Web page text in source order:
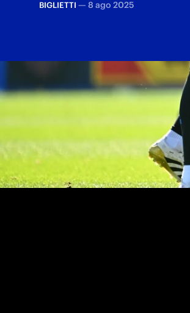
BIGLIETTI — 8 ago 2025
Il match amichevole si